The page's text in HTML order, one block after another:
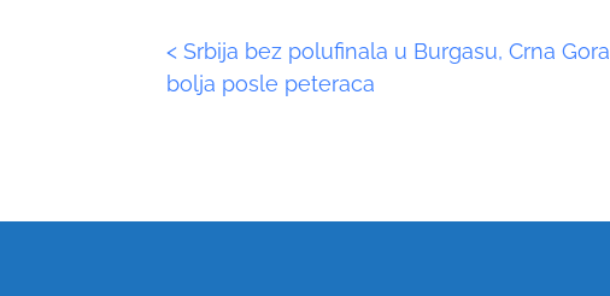
h
i
t
P
t
< Srbija bez polufinala u Burgasu, Crna Gora
bolja posle peteraca